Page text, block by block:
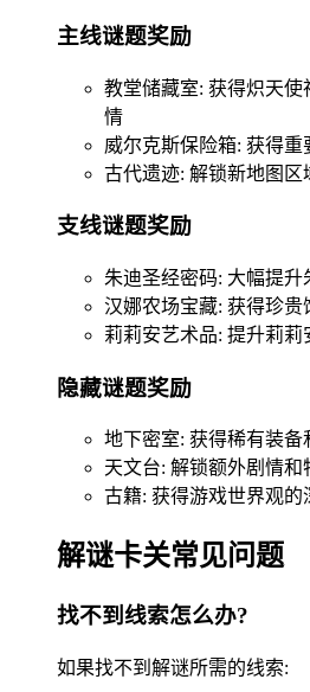
主线谜题奖励
教堂储藏室: 获得炽天使
情
威尔克斯保险箱: 获得重
古代遗迹: 解锁新地图区
支线谜题奖励
朱迪圣经密码: 大幅提
汉娜农场宝藏: 获得珍贵
莉莉安艺术品: 提升莉
隐藏谜题奖励
地下密室: 获得稀有装备
天文台: 解锁额外剧情和
古籍: 获得游戏世界观的
解谜卡关常见问题
找不到线索怎么办?
如果找不到解谜所需的线索: